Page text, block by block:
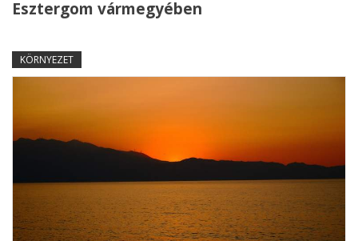
Esztergom vármegyében
KÖRNYEZET